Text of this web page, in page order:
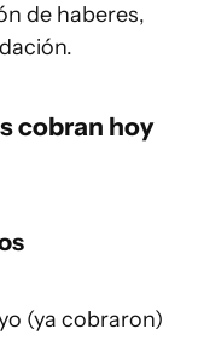
de haberes,
cobran hoy
(ya cobraron)